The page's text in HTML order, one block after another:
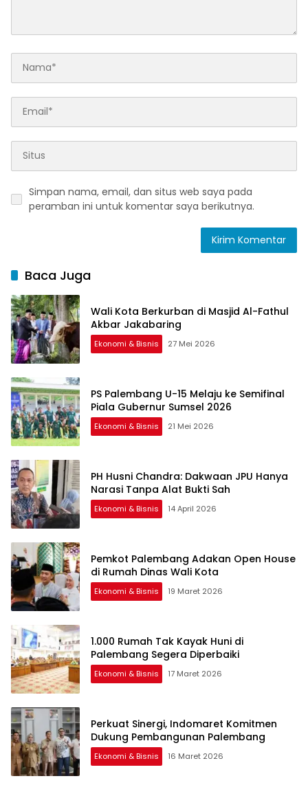
Simpan nama, email, dan situs web saya pada
peramban ini untuk komentar saya berikutnya.
Baca Juga
Wali Kota Berkurban di Masjid Al-Fathul
Akbar Jakabaring
Ekonomi & Bisnis 27 Mei 2026
PS Palembang U-15 Melaju ke Semifinal
Piala Gubernur Sumsel 2026
Ekonomi & Bisnis 21 Mei 2026
PH Husni Chandra: Dakwaan JPU Hanya
Narasi Tanpa Alat Bukti Sah
Ekonomi & Bisnis 14 April 2026
Pemkot Palembang Adakan Open House
di Rumah Dinas Wali Kota
Ekonomi & Bisnis 19 Maret 2026
1.000 Rumah Tak Kayak Huni di
Palembang Segera Diperbaiki
Ekonomi & Bisnis 17 Maret 2026
Perkuat Sinergi, Indomaret Komitmen
Dukung Pembangunan Palembang
Ekonomi & Bisnis 16 Maret 2026